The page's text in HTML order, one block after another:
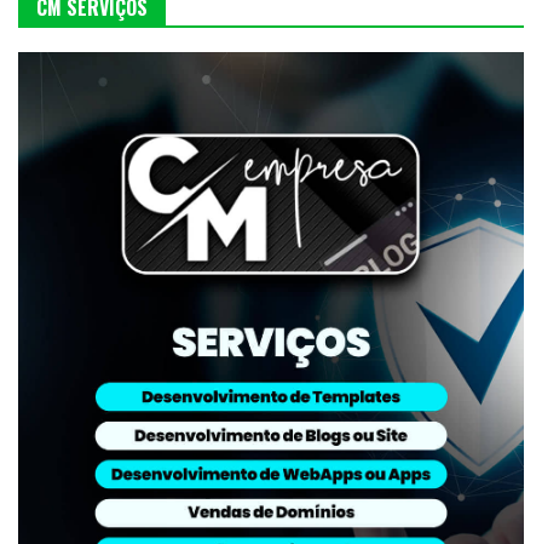
CM SERVIÇOS